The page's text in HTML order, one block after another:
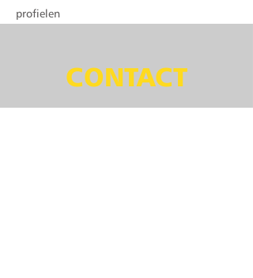
profielen
CONTACT